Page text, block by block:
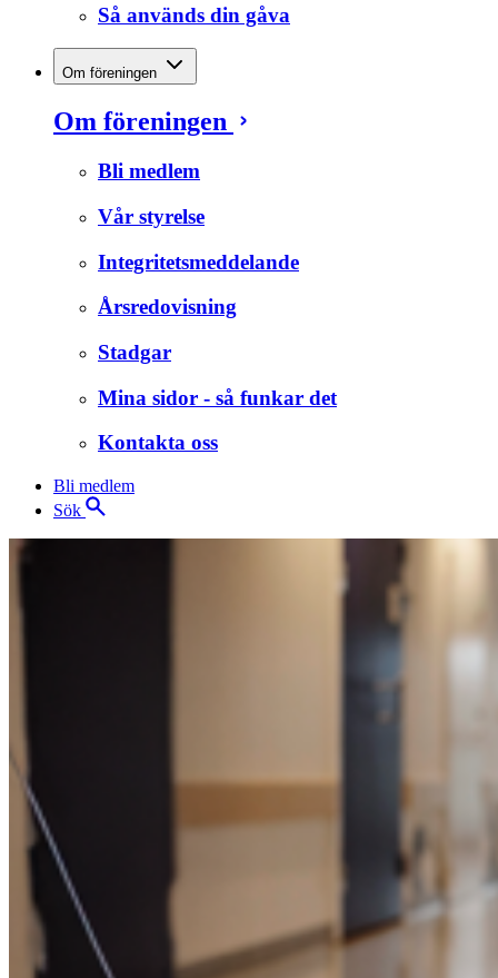
Så används din gåva
Om föreningen
Om föreningen
Bli medlem
Vår styrelse
Integritetsmeddelande
Årsredovisning
Stadgar
Mina sidor - så funkar det
Kontakta oss
Bli medlem
Sök